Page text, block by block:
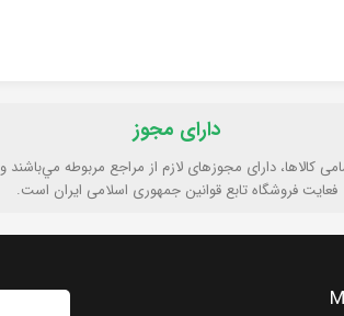
دارای مجوز
كالاها، دارای مجوزهای لازم از مراجع مربوطه مي‌باشند و
فعایت فروشگاه تابع قوانين جمهوری اسلامی ايران است.